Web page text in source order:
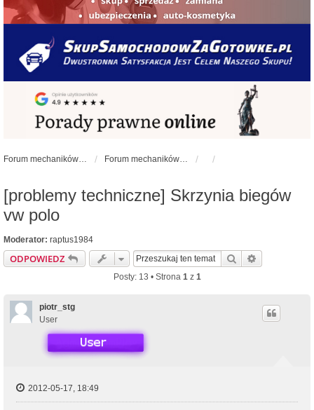
Forum mechaników samochodowych - forum-mechaniczne.pl Forum mechaników samochodowych
[problemy techniczne] Skrzynia biegów
vw polo
Moderator: raptus1984
ODPOWIEDZ Szukaj
Posty: 13 • Strona 1z 1
piotr_stg
User
2012-05-17, 18:49